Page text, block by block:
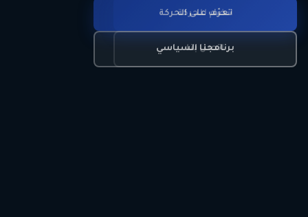
تعرّف على الحركة
برنامجنا السياسي
انضم للحركة
اتصل بنا